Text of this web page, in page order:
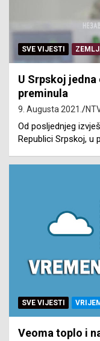
SVE VIJESTI
U Srpskoj
preminula
9. Augusta 2021.
Od posljednjeg
Republici Srpskoj, u
SVE VIJESTI
Veoma toplo i